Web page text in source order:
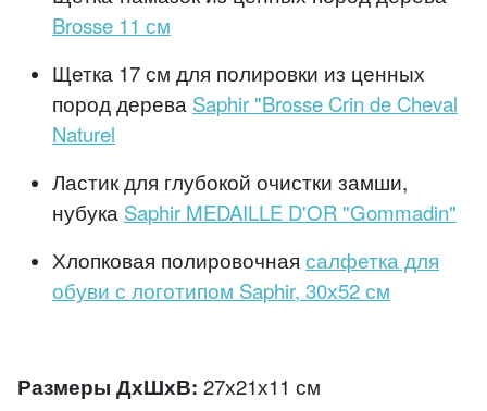
Brosse 11 см
Щетка 17 см для полировки из ценных
пород дерева Saphir "Brosse Crin de Cheval
Naturel
Ластик для глубокой очистки замши,
нубука Saphir MEDAILLE D'OR "Gommadin"
Хлопковая полировочная салфетка для
обуви с логотипом Saphir, 30х52 см
Размеры ДхШхВ: 27х21х11 см